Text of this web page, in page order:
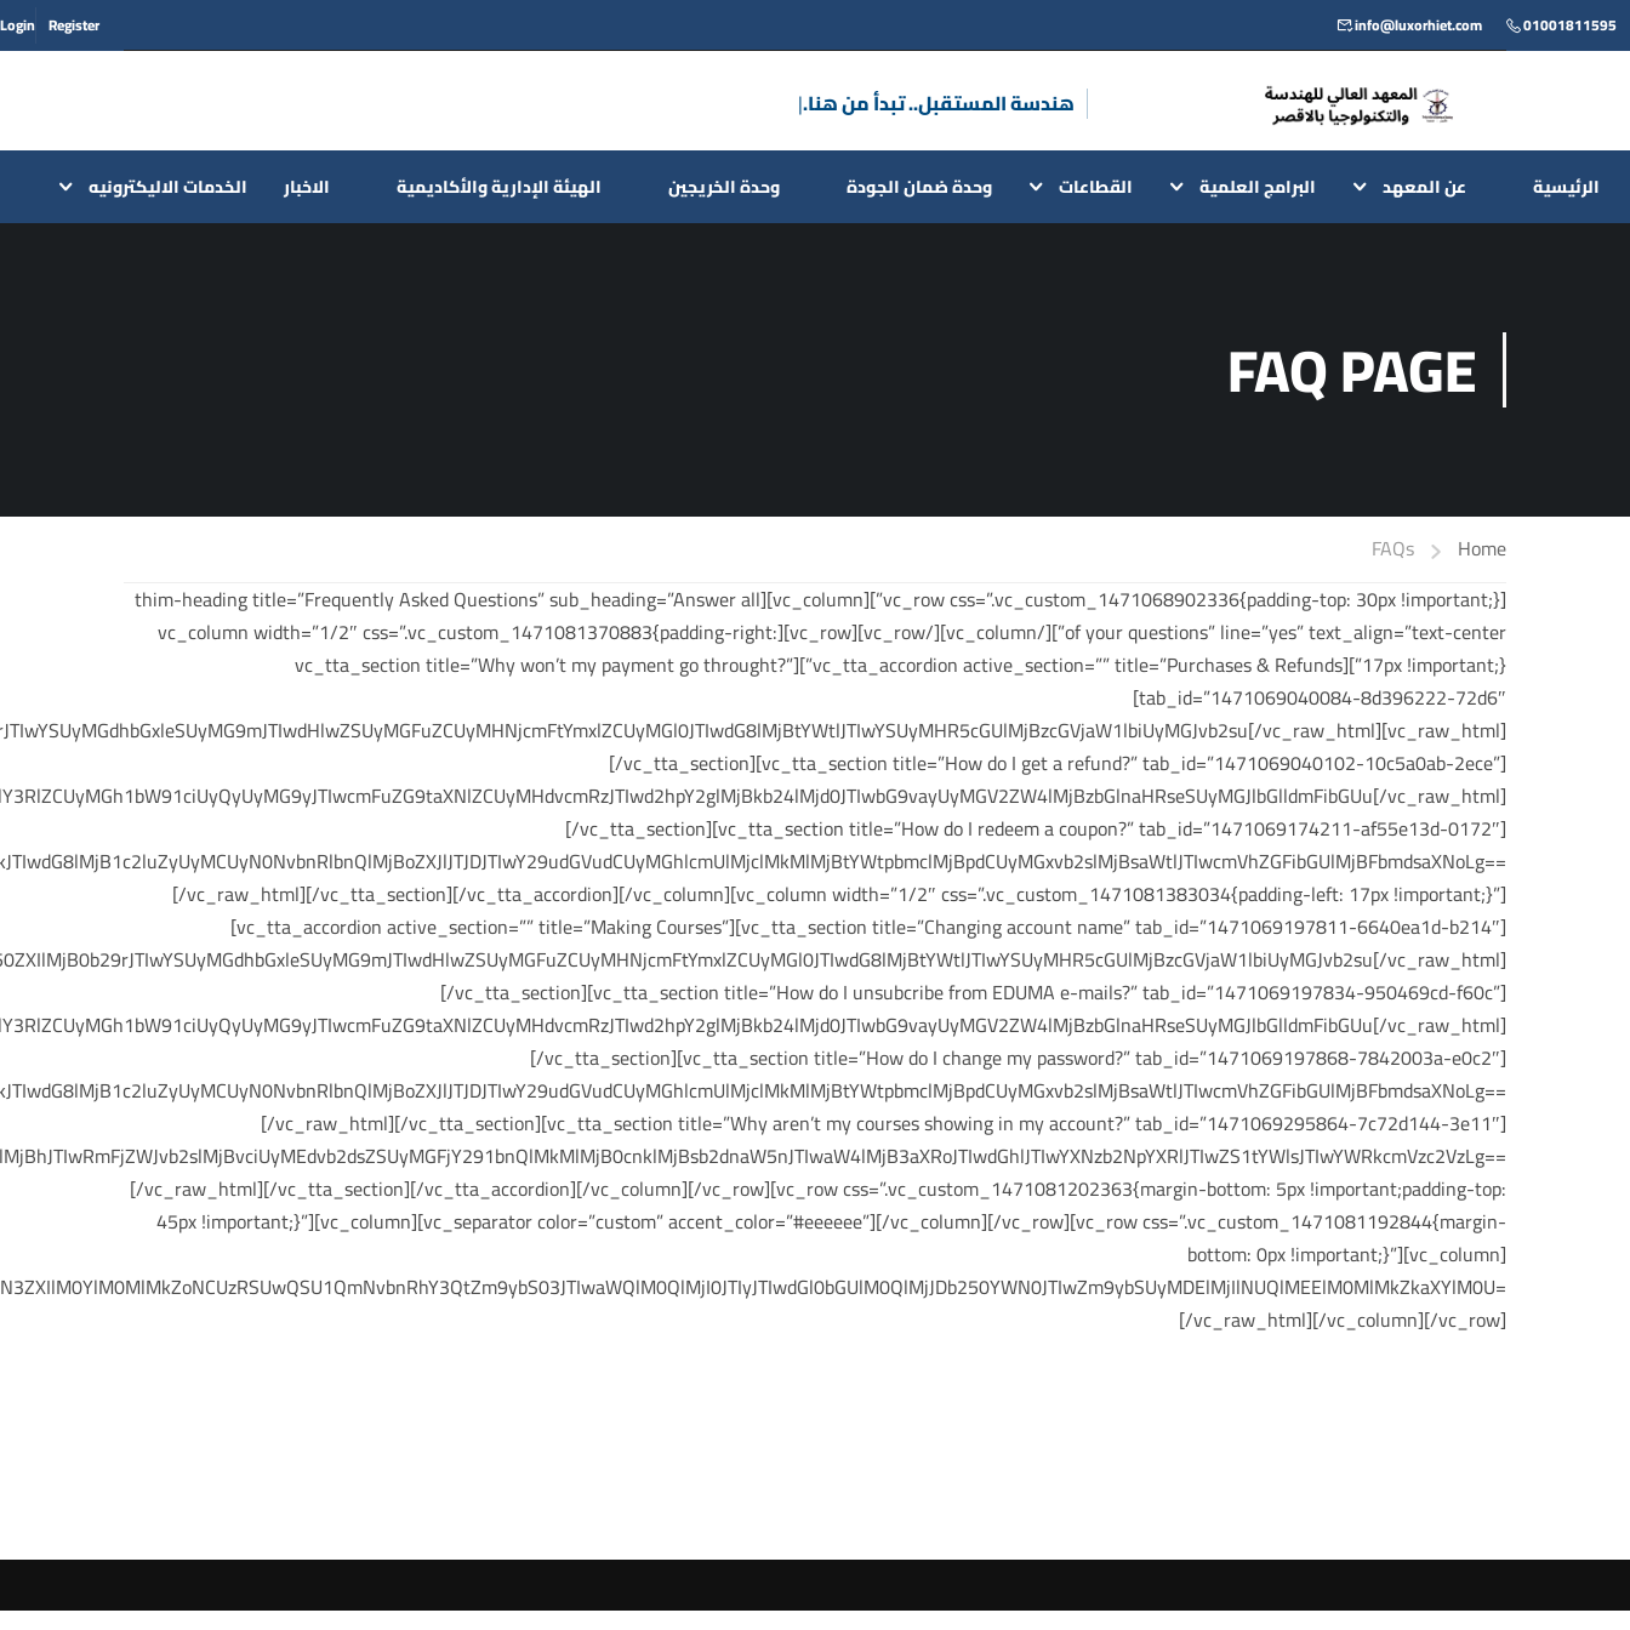
01001811595
info@luxorhiet.com
Register
Login
هندسة المستقبل.. تبدأ
الرئيسية عن المعهد البرامج العلمية القطاعات وحدة ضمان الجودة وحدة الخريجين الهيئة الإدارية والأكاديمية الاخبار الخدمات الاليكترونيه
FAQ PAGE
Home
FAQs
[vc_row css=”.vc_custom_1471068902336{padding-top: 30px !important;}”][vc_column][thim-heading title=”Frequently Asked Questions” sub_heading=”Answer all
of your questions” line=”yes” text_align=”text-center”][/vc_column][/vc_row][vc_row][vc_column width=”1/2″ css=”.vc_custom_1471081370883{padding-right:
17px !important;}”][vc_tta_accordion active_section=”” title=”Purchases & Refunds”][vc_tta_section title=”Why won’t my payment go throught?”
tab_id=”1471069040084-8d396222-72d6″]
vc_raw_html]
[/vc_tta_section][vc_tta_section title=”How do I get a refund?” tab_id=”1471069040102-10c5a0ab-2ece”]
vc_raw_html]
[/vc_tta_section][vc_tta_section title=”How do I redeem a coupon?” tab_id=”1471069174211-af55e13d-0172″]
[/vc_raw_html][/vc_tta_section][/vc_tta_accordion][/vc_column][vc_column width=”1/2″ css=”.vc_custom_1471081383034{padding-left: 17px !important;}”]
[vc_tta_accordion active_section=”” title=”Making Courses”][vc_tta_section title=”Changing account name” tab_id=”1471069197811-6640ea1d-b214″]
vc_raw_html]
[/vc_tta_section][vc_tta_section title=”How do I unsubcribe from EDUMA e-mails?” tab_id=”1471069197834-950469cd-f60c”]
vc_raw_html]
[/vc_tta_section][vc_tta_section title=”How do I change my password?” tab_id=”1471069197868-7842003a-e0c2″]
[/vc_raw_html][/vc_tta_section][vc_tta_section title=”Why aren’t my courses showing in my account?” tab_id=”1471069295864-7c72d144-3e11″]
[/vc_raw_html][/vc_tta_section][/vc_tta_accordion][/vc_column][/vc_row][vc_row css=”.vc_custom_1471081202363{margin-bottom: 5px !important;padding-top:
45px !important;}”][vc_column][vc_separator color=”custom” accent_color=”#eeeeee”][/vc_column][/vc_row][vc_row css=”.vc_custom_1471081192844{margin-
bottom: 0px !important;}”][vc_column]
[/vc_raw_html][/vc_column][/vc_row]